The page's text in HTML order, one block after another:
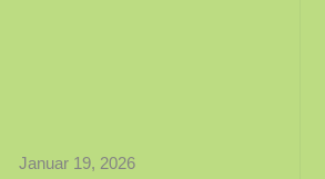
Januar 19, 2026